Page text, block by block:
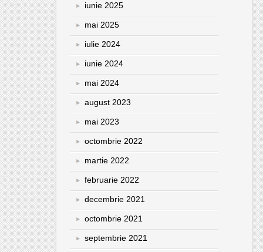
iunie 2025
mai 2025
iulie 2024
iunie 2024
mai 2024
august 2023
mai 2023
octombrie 2022
martie 2022
februarie 2022
decembrie 2021
octombrie 2021
septembrie 2021